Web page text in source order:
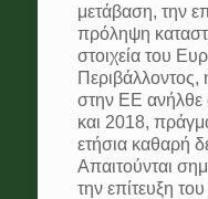
μετάβαση, την
πρόληψη
στοιχεία του
στην ΕΕ ανήλθε
και 2018,
ετήσια καθαρή
Απαιτούνται
την επίτευξη